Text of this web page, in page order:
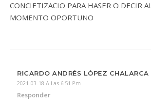
CONCIETIZACIO PARA HASER O DECIR
MOMENTO OPORTUNO
RICARDO ANDRÉS LÓPEZ CHALARCA
2021-03-18 A Las 6:51 Pm
Responder